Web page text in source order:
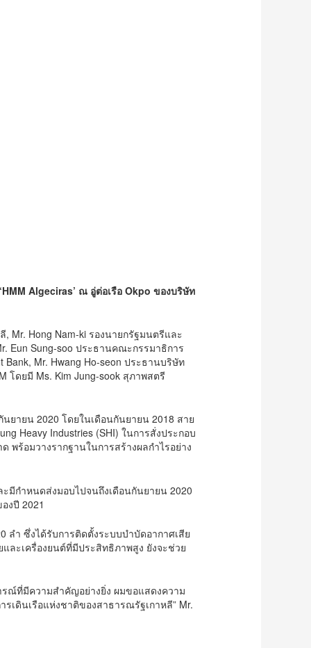
Algeciras’ ณ อู่ต่อเรือ Okpo ของบริษัท
Mr. Hong Nam-ki รองนายกรัฐมนตรีและ
Eun Sung-soo ประธานคณะกรรมาธิการ
Mr. Hwang Ho-seon ประธานบริษัท
โดยมี Ms. Kim Jung-sook สุภาพสตรี
ยายน 2020 โดยในเดือนกันยายน 2018 สาย
Heavy Industries (SHI) ในการสั่งประกอบ
พร้อมวางรากฐานในการสร้างผลกำไรอย่าง
มีกำหนดส่งมอบไปจนถึงเดือนกันยายน 2020
งปี 2021
ำ ซึ่งได้รับการติดตั้งระบบบำบัดอากาศเสีย
ละเครื่องยนต์ที่มีประสิทธิภาพสูง ยังจะช่วย
ณ์ที่มีความสำคัญอย่างยิ่ง ผมขอแสดงความ
เดินเรือแห่งชาติของสาธารณรัฐเกาหลี” Mr.